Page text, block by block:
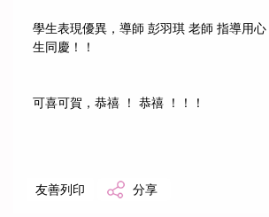
學生表現優異，導師 彭羽琪 老師 指導用
生同慶！！
可喜可賀，恭禧 ！ 恭禧 ！！！
友善列印 分享